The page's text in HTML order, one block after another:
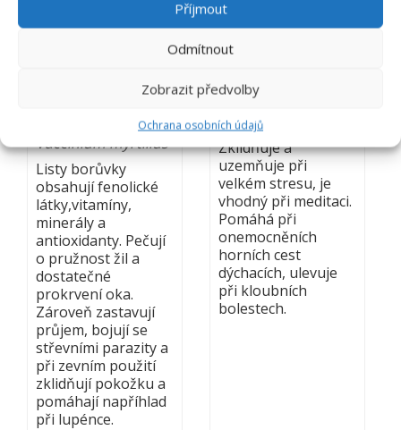
Příjmout
Odmítnout
Zobrazit předvolby
Ochrana osobních údajů
Vaccinium myrtillus
Listy borůvky
obsahují fenolické
látky,vitamíny,
minerály a
antioxidanty. Pečují
o pružnost žil a
dostatečné
prokrvení oka.
Zároveň zastavují
průjem, bojují se
střevními parazity a
při zevním použití
zklidňují pokožku a
pomáhají napříhlad
při lupénce.
CEDR ATLAS
Cedrus atlantica
Zklidňuje a
uzemňuje při
velkém stresu, je
vhodný při meditaci.
Pomáhá při
onemocněních
horních cest
dýchacích, ulevuje
při kloubních
bolestech.